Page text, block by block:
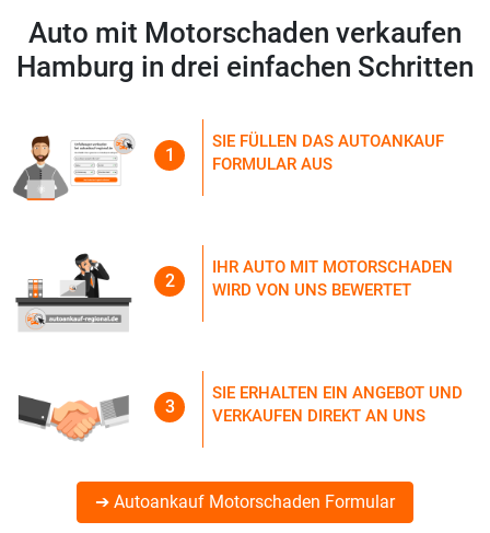
Auto mit Motorschaden verkaufen
Hamburg in drei einfachen Schritten
1
SIE FÜLLEN DAS AUTOANKAUF
FORMULAR AUS
2
IHR AUTO MIT MOTORSCHADEN
WIRD VON UNS BEWERTET
3
SIE ERHALTEN EIN ANGEBOT UND
VERKAUFEN DIREKT AN UNS
➔ Autoankauf Motorschaden Formular